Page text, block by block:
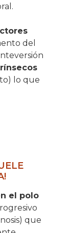
del
lo que
el polo
que